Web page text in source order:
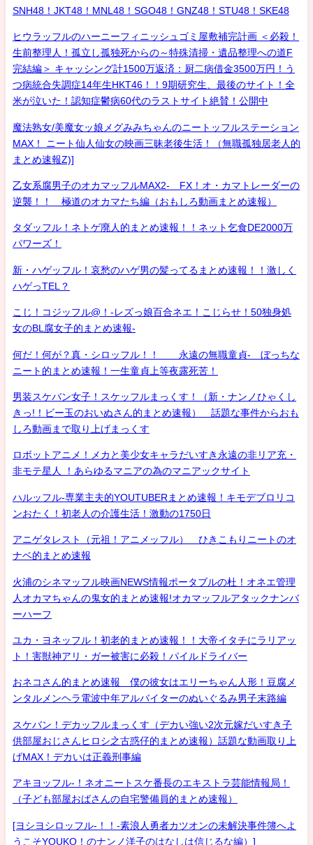
SNH48！JKT48！MNL48！SGO48！GNZ48！STU48！SKE48
ヒウラッフルのハーニーフィニッシュゴミ屋敷補完計画 ＜必殺！
生前整理人！孤立し孤独死からの～特殊清掃・遺品整理への道F
完結編＞ キャッシング計1500万返済：厨二病借金3500万円！う
つ病統合失調症14年生HKT46！！9期研究生、最後のサイト！全
米が泣いた！認知症鬱病60代のラストサイト絶賛！公開中
魔法熟女/美魔女ッ娘メグみみちゃんのニートッフルステーション
MAX！ ニート仙人仙女の映画三昧老後生活！（無職孤独居老人的
まとめ速報Z)]
乙女系腐男子のオカマッフルMAX2- FX！オ・カマトレーダーの
逆襲！！ 極道のオカマたち編（おもしろ動画まとめ速報）
タダッフル！ネトゲ廃人的まとめ速報！！ネット乞食DE2000万
パワーズ！
新・ハゲッフル！哀愁のハゲ男の髪ってるまとめ速報！！激しく
ハゲっTEL？
こじ！コジッフル@！-レズっ娘百合ネエ！こじらせ！50独身処
女のBL腐女子的まとめ速報-
何だ！何が？真・シロッフル！！ 永遠の無職童貞- ぼっちな
ニート的まとめ速報！一生童貞上等夜露死苦！
男装スケバン女子！スケッフルまっくす！（新・ナンノひゃくし
きっ!！ビー玉のおいぬさん的まとめ速報） 話題な事件からおも
しろ動画まで取り上げまっくす
ロボットアニメ！メカと美少女キャラだいすき永遠の非リア充・
非モテ星人 ！あらゆるマニアの為のマニアックサイト
ハルッフル-専業主夫的YOUTUBERまとめ速報！キモデブロリコ
ンおたく！初老人の介護生活！激動の1750日
アニゲタレスト（元祖！アニメッフル） ひきこもりニートのオ
ナベ的まとめ速報
火浦のシネマッフル映画NEWS情報ポータブルの杜！オネエ管理
人オカマちゃんの鬼女的まとめ速報!オカマッフルアタックナンバ
ーハーフ
ユカ・ヨネッフル！初老的まとめ速報！！大帝イタチにラリアッ
ト！害獣神アリ・ガー被害に必殺！パイルドライバー
おネコさん的まとめ速報 僕の彼女はエリーちゃん人形！豆腐メ
ンタルメンヘラ電波中年アルバイターのぬいぐるみ男子末路編
スケバン！デカッフルまっくす（デカい強い2次元嫁だいすき子
供部屋おじさんヒロシ之古惑仔的まとめ速報）話題な動画取り上
げMAX！デカいは正義刑事編
アキヨッフル-！ネオニートスケ番長のエキストラ芸能情報局！
（子ども部屋おばさんの自宅警備員的まとめ速報）
[ヨシヨシロッフル-！！-素浪人勇者カツオンの未解決事件簿へよ
うこそYOUKO！のナンノ洋子のはなしは信じるな編）]